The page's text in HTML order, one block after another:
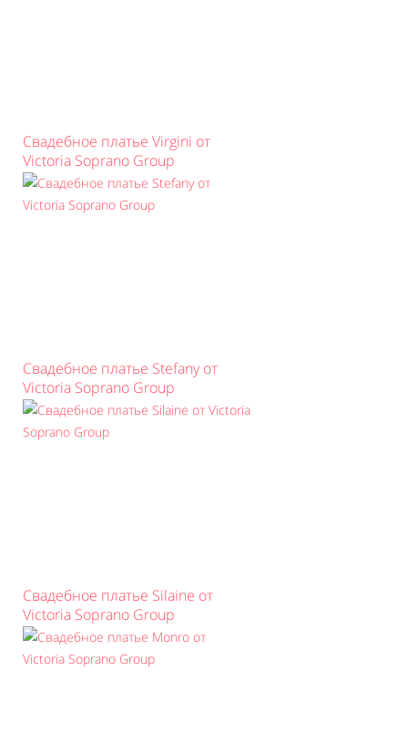
Свадебное платье Virgini от
Victoria Soprano Group
Свадебное платье Stefany от
Victoria Soprano Group
Свадебное платье Silaine от
Victoria Soprano Group